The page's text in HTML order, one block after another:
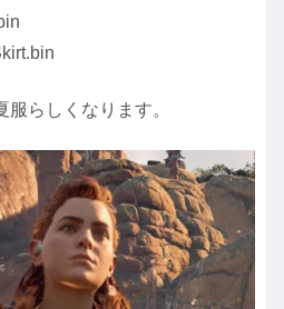
らしくなります。